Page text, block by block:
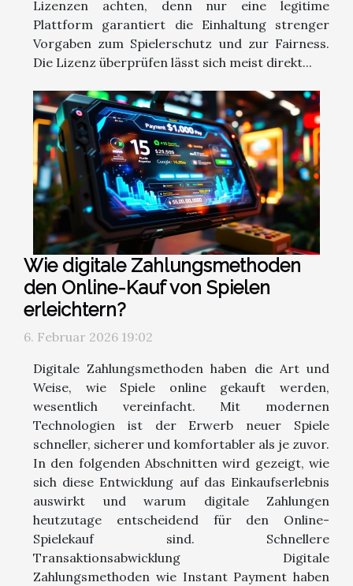
Lizenzen achten, denn nur eine legitime
Plattform garantiert die Einhaltung strenger
Vorgaben zum Spielerschutz und zur Fairness.
Die Lizenz überprüfen lässt sich meist direkt...
Wie digitale Zahlungsmethoden
den Online-Kauf von Spielen
erleichtern?
6. Februar 2026 19:02
Digitale Zahlungsmethoden haben die Art und
Weise, wie Spiele online gekauft werden,
wesentlich vereinfacht. Mit modernen
Technologien ist der Erwerb neuer Spiele
schneller, sicherer und komfortabler als je zuvor.
In den folgenden Abschnitten wird gezeigt, wie
sich diese Entwicklung auf das Einkaufserlebnis
auswirkt und warum digitale Zahlungen
heutzutage entscheidend für den Online-
Spielekauf sind. Schnellere
Transaktionsabwicklung Digitale
Zahlungsmethoden wie Instant Payment haben